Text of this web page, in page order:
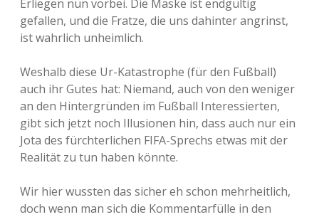
Erliegen nun vorbei. Die Maske ist endgültig
gefallen, und die Fratze, die uns dahinter angrinst,
ist wahrlich unheimlich.
Weshalb diese Ur-Katastrophe (für den Fußball)
auch ihr Gutes hat: Niemand, auch von den weniger
an den Hintergründen im Fußball Interessierten,
gibt sich jetzt noch Illusionen hin, dass auch nur ein
Jota des fürchterlichen FIFA-Sprechs etwas mit der
Realität zu tun haben könnte.
Wir hier wussten das sicher eh schon mehrheitlich,
doch wenn man sich die Kommentarfülle in den